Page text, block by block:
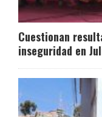
Cuestionan
inseguridad en